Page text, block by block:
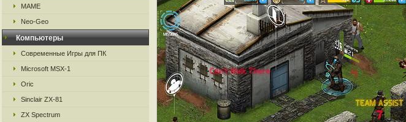
MAME
Neo-Geo
Компьютеры
Современные Игры для ПК
Microsoft MSX-1
Oric
Sinclair ZX-81
ZX Spectrum